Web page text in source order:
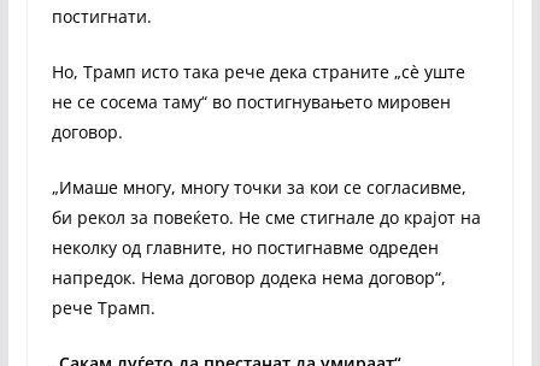
постигнати.
Но, Трамп исто така рече дека страните „сè уште
не се сосема таму“ во постигнувањето мировен
договор.
„Имаше многу, многу точки за кои се согласивме,
би рекол за повеќето. Не сме стигнале до крајот на
неколку од главните, но постигнавме одреден
напредок. Нема договор додека нема договор“,
рече Трамп.